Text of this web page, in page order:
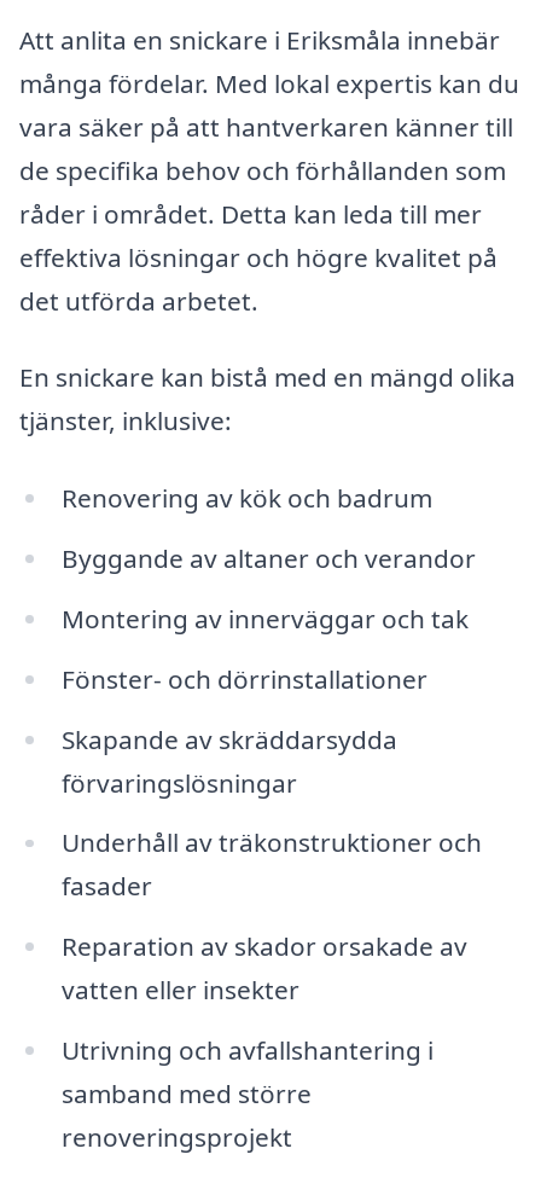
Att anlita en snickare i Eriksmåla innebär
många fördelar. Med lokal expertis kan du
vara säker på att hantverkaren känner till
de specifika behov och förhållanden som
råder i området. Detta kan leda till mer
effektiva lösningar och högre kvalitet på
det utförda arbetet.
En snickare kan bistå med en mängd olika
tjänster, inklusive:
Renovering av kök och badrum
Byggande av altaner och verandor
Montering av innerväggar och tak
Fönster- och dörrinstallationer
Skapande av skräddarsydda
förvaringslösningar
Underhåll av träkonstruktioner och
fasader
Reparation av skador orsakade av
vatten eller insekter
Utrivning och avfallshantering i
samband med större
renoveringsprojekt